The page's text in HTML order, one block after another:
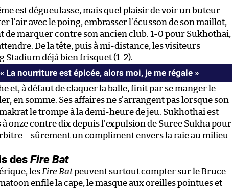
est dégueulasse, mais quel plaisir de voir un buteur
l’air avec le poing, embrasser l’écusson de son maillot,
de marquer contre son ancien club. 1-0 pour Sukhothai,
De la tête, puis à mi-distance, les visiteurs
Stadium déjà bien frisquet (1-2).
La nourriture est épicée, alors moi, je me régale »
et, à défaut de claquer la balle, finit par se manger le
en somme. Ses affaires ne s’arrangent pas lorsque son
le trompe à la demi-heure de jeu. Sukhothai est
onze contre dix depuis l’expulsion de Suree Sukha pour
– sûrement un compliment envers la raie au milieu
desFire Bat
les Fire Batpeuvent surtout compter sur le Bruce
enfile la cape, le masque aux oreilles pointues et